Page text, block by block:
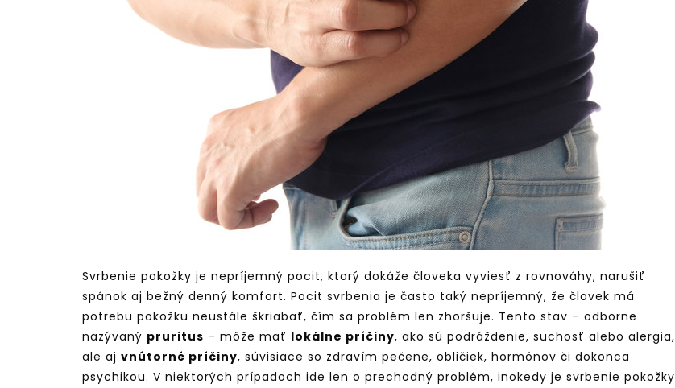
NA DETOXIKÁCIU PEČENE
NA MYKÓZY A KVASINKY
PROTI CORONA VÍRUSOM
MOČOVÉ CESTY
OREGÁNOVÝ OLEJ
Svrbenie pokožky je nepríjemný pocit, ktorý dokáže človeka vyviesť z rovnováhy, narušiť
spánok aj bežný denný komfort. Pocit svrbenia je často taký nepríjemný, že človek má
potrebu pokožku neustále škriabať, čím sa problém len zhoršuje. Tento stav – odborne
nazývaný pruritus – môže mať lokálne príčiny, ako sú podráždenie, suchosť alebo alergia,
ale aj vnútorné príčiny, súvisiace so zdravím pečene, obličiek, hormónov či dokonca
psychikou. V niektorých prípadoch ide len o prechodný problém, inokedy je svrbenie pokožky